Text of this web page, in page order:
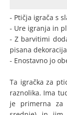
- Ptičja igrača s
- Ure igranja in
- Z barvitimi
pisana dekoracija
- Enostavno jo
Ta igračka za
raznolika. Ima
je primerna za